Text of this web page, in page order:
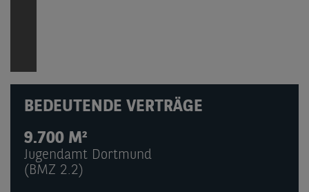
BEDEUTENDE VERTRÄGE
9.700 M²
Jugendamt Dortmund
(BMZ 2.2)